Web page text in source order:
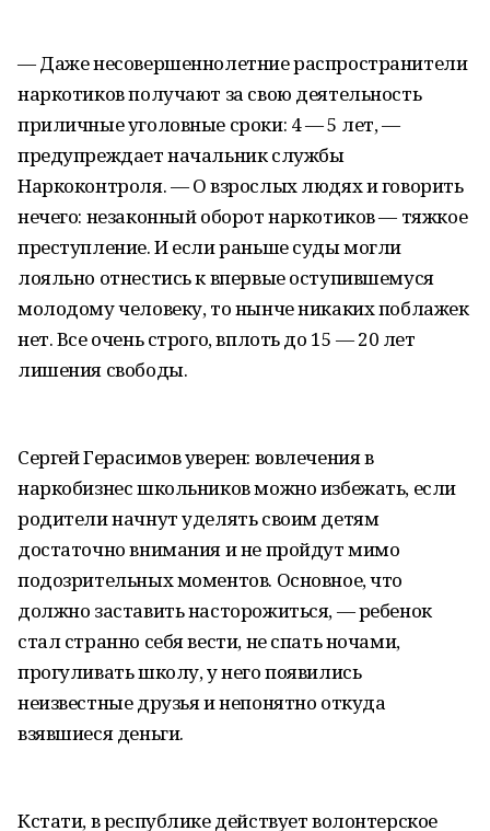
— Даже несовершеннолетние распространители
наркотиков получают за свою деятельность
приличные уголовные сроки: 4 — 5 лет, —
предупреждает начальник службы
Наркоконтроля. — О взрослых людях и говорить
нечего: незаконный оборот наркотиков — тяжкое
преступление. И если раньше суды могли
лояльно отнестись к впервые оступившемуся
молодому человеку, то нынче никаких поблажек
нет. Все очень строго, вплоть до 15 — 20 лет
лишения свободы.
Сергей Герасимов уверен: вовлечения в
наркобизнес школьников можно избежать, если
родители начнут уделять своим детям
достаточно внимания и не пройдут мимо
подозрительных моментов. Основное, что
должно заставить насторожиться, — ребенок
стал странно себя вести, не спать ночами,
прогуливать школу, у него появились
неизвестные друзья и непонятно откуда
взявшиеся деньги.
Кстати, в республике действует волонтерское